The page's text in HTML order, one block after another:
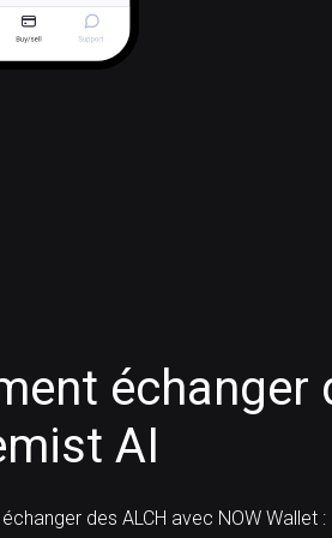
échanger
AI
des ALCH avec NOW Wallet :